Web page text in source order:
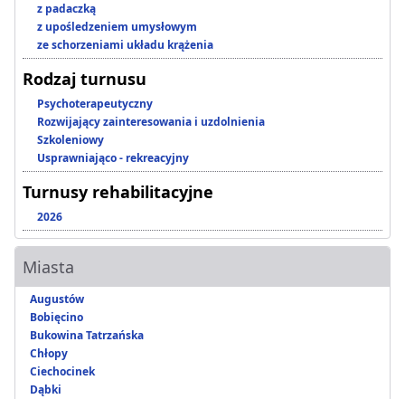
z padaczką
z upośledzeniem umysłowym
ze schorzeniami układu krążenia
Rodzaj turnusu
Psychoterapeutyczny
Rozwijający zainteresowania i uzdolnienia
Szkoleniowy
Usprawniająco - rekreacyjny
Turnusy rehabilitacyjne
2026
Miasta
Augustów
Bobięcino
Bukowina Tatrzańska
Chłopy
Ciechocinek
Dąbki